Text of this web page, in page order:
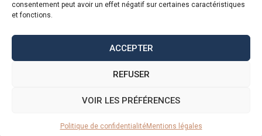
consentement peut avoir un effet négatif sur certaines caractéristiques
et fonctions.
ACCEPTER
REFUSER
VOIR LES PRÉFÉRENCES
Politique de confidentialitéMentions légales
Création de sites web et référencement à Rennes